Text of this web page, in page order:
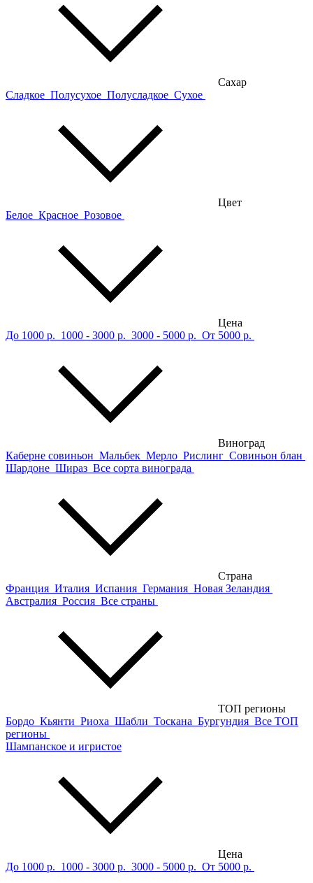
Сахар
Сладкое Полусухое Полусладкое Сухое
Цвет
Белое Красное Розовое
Цена
До 1000 р. 1000 - 3000 р. 3000 - 5000 р. От 5000 р.
Виноград
Каберне совиньон Мальбек Мерло Рислинг Совиньон блан
Шардоне Шираз Все сорта винограда
Страна
Франция Италия Испания Германия Новая Зеландия
Австралия Россия Все страны
ТОП регионы
Бордо Кьянти Риоха Шабли Тоскана Бургундия Все ТОП
регионы
Шампанское и игристое
Цена
До 1000 р. 1000 - 3000 р. 3000 - 5000 р. От 5000 р.